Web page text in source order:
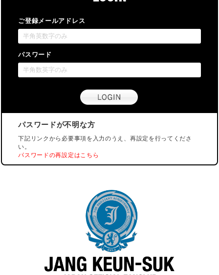
ご登録メールアドレス
パスワード
パスワードが不明な方
下記リンクから必要事項を入力のうえ、再設定を行ってくださ
い。
パスワードの再設定はこちら